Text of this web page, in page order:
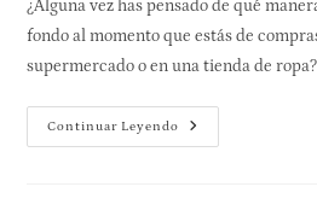
¿Alguna vez has pensado de qué
fondo al momento que estás de
supermercado o en una tienda de
Continuar Leyendo